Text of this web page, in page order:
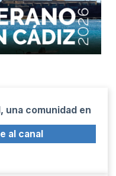
una comunidad en
al canal